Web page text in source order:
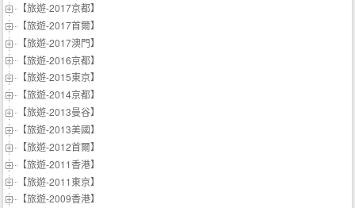
【旅遊-2017京都】
【旅遊-2017首爾】
【旅遊-2017澳門】
【旅遊-2016京都】
【旅遊-2015東京】
【旅遊-2014京都】
【旅遊-2013曼谷】
【旅遊-2013美國】
【旅遊-2012首爾】
【旅遊-2011香港】
【旅遊-2011東京】
【旅遊-2009香港】